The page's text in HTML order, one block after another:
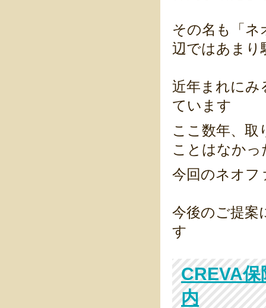
その名も「
辺ではあまり
近年まれにみ
ています
ここ数年、取
ことはなかっ
今回のネオフ
今後のご提案
す
CREVA
内